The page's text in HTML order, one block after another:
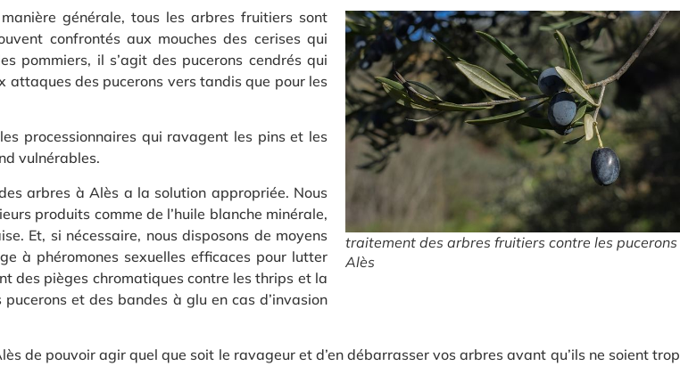
traitement des arbres fruitiers contre les pucerons
Alès
générale, tous les arbres fruitiers sont
confrontés aux mouches des cerises qui
pommiers, il s’agit des pucerons cendrés qui
des pucerons vers tandis que pour les
processionnaires qui ravagent les pins et les
vulnérables.
arbres à Alès a la solution appropriée. Nous
produits comme de l’huile blanche minérale,
Et, si nécessaire, nous disposons de moyens
à phéromones sexuelles efficaces pour lutter
des pièges chromatiques contre les thrips et la
et des bandes à glu en cas d’invasion
de pouvoir agir quel que soit le ravageur et d’en débarrasser vos arbres avant qu’ils ne soient trop